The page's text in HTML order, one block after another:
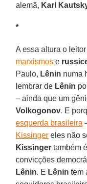
alemã, Karl
*
A essa altura o
marxismos e
Paulo, Lênin numa
lembrar de Lênin
– ainda que um
Volkogonov. E
esquerda brasileira
Kissinger eles não
Kissinger também
convicções
Lênin. E Lênin tem